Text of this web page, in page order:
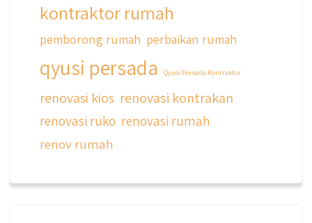
kontraktor rumah
pemborong rumah perbaikan rumah
qyusi persada Qyusi Persada Kontraktor
renovasi kios renovasi kontrakan
renovasi ruko renovasi rumah
renov rumah